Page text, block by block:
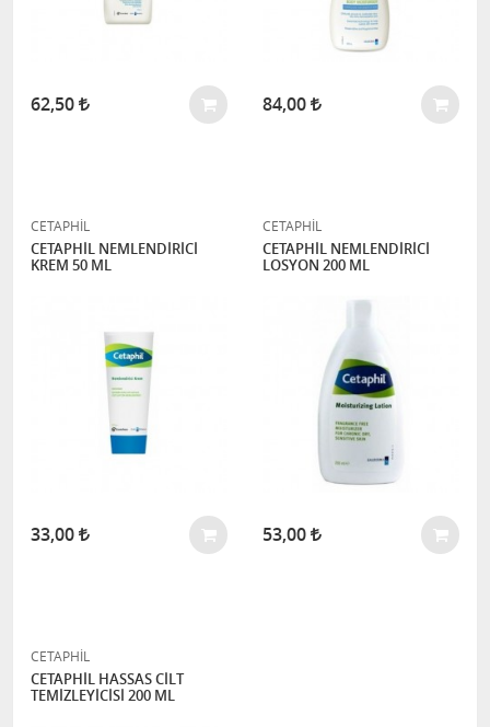
62,50 84,00
CETAPHİL
CETAPHİL NEMLENDİRİCİ
KREM 50 ML
33,00
CETAPHİL
CETAPHİL NEMLENDİRİCİ
LOSYON 200 ML
53,00
CETAPHİL
CETAPHİL HASSAS CİLT
TEMİZLEYİCİSİ 200 ML